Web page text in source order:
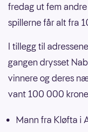
fredag ut fem
spillerne får alt fra
I tillegg til
gangen drysset
vinnere og deres
vant 100 000
Mann fra Kløfta i